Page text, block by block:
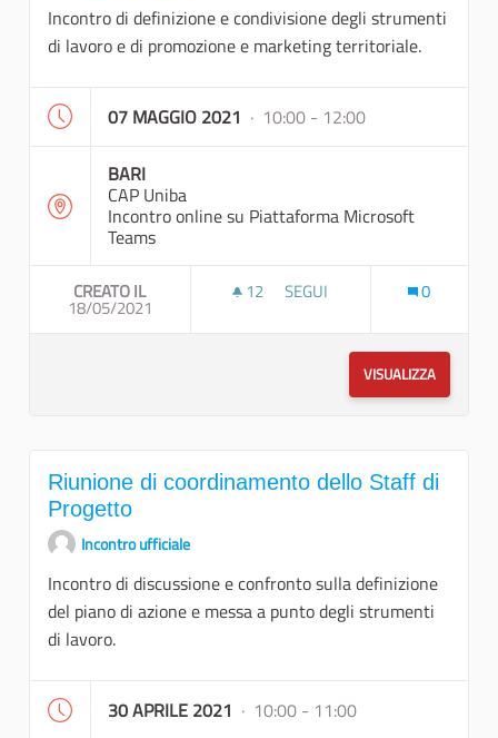
Incontro di definizione e condivisione degli strumenti
di lavoro e di promozione e marketing territoriale.
07 MAGGIO 2021 · 10:00 - 12:00
BARI
CAP Uniba
Incontro online su Piattaforma Microsoft
Teams
CREATO IL
18/05/2021
12 12 SOSTENITORI
SEGUI 0
VISUALIZZA
Riunione di coordinamento dello Staff di
Progetto
Incontro ufficiale
Incontro di discussione e confronto sulla definizione
del piano di azione e messa a punto degli strumenti
di lavoro.
30 APRILE 2021 · 10:00 - 11:00